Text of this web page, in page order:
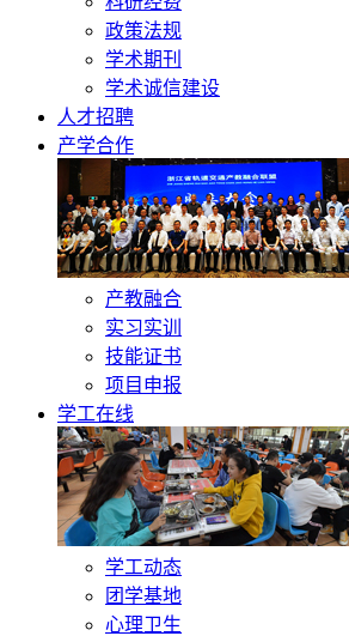
政策法规
学术期刊
学术诚信建设
人才招聘
产学合作
产教融合
实习实训
技能证书
项目申报
学工在线
学工动态
团学基地
心理卫生